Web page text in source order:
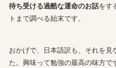
待ち受ける過酷な運命のお話をす
トまで調べる始末です。
おかげで、日本語訳も、それを見
た。興味って勉強の最高の味方で